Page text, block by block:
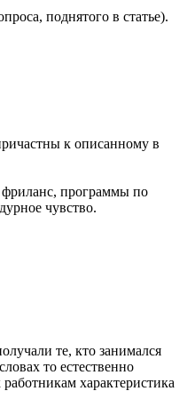
поднятого в статье).
к описанному в
фриланс, программы по
чувство.
те, кто занимался
то естественно
характеристика